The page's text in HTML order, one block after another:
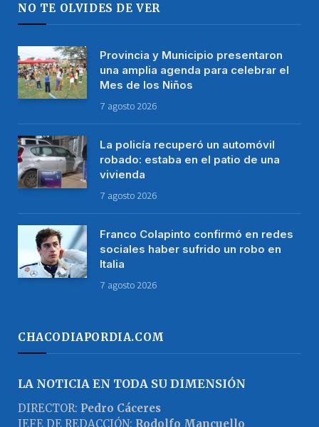
NO TE OLVIDES DE VER
Provincia y Municipio presentaron
una amplia agenda para celebrar el
Mes de los Niños
7 agosto 2026
La policía recuperó un automóvil
robado: estaba en el patio de una
vivienda
7 agosto 2026
Franco Colapinto confirmó en redes
sociales haber sufrido un robo en
Italia
7 agosto 2026
CHACODIAPORDIA.COM
LA NOTICIA EN TODA SU DIMENSIÓN
DIRECTOR: Pedro Cáceres
JEFE DE REDACCIÓN: Rodolfo Mancuello